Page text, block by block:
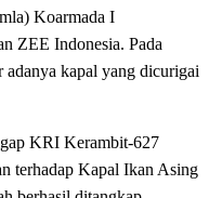
Koarmada I
ZEE Indonesia. Pada
adanya kapal yang dicurigai
KRI Kerambit-627
terhadap Kapal Ikan Asing